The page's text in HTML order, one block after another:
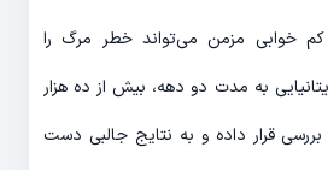
خوابی مزمن می‌تواند خطر مرگ را
به مدت دو دهه، بیش از ده هزار
بررسی قرار داده و به نتایج جالبی دست